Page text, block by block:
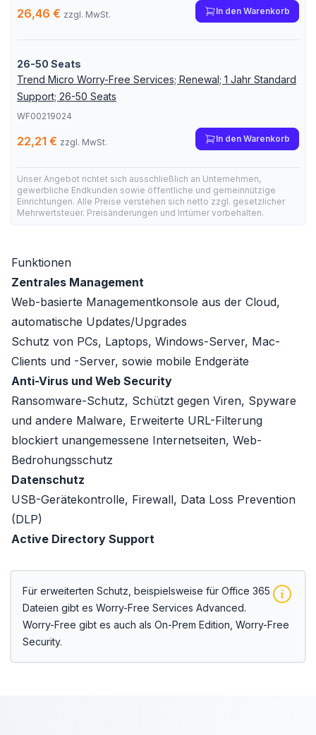
26,46 € zzgl. MwSt. In den Warenkorb
26-50 Seats
Trend Micro Worry-Free Services; Renewal; 1 Jahr Standard
Support; 26-50 Seats
WF00219024
22,21 € zzgl. MwSt. In den Warenkorb
Unser Angebot richtet sich ausschließlich an Unternehmen,
gewerbliche Endkunden sowie öffentliche und gemeinnützige
Einrichtungen. Alle Preise verstehen sich netto zzgl. gesetzlicher
Mehrwertsteuer. Preisänderungen und Irrtümer vorbehalten.
Funktionen
Zentrales Management
Web-basierte Managementkonsole aus der Cloud,
automatische Updates/Upgrades
Schutz von PCs, Laptops, Windows-Server, Mac-
Clients und -Server, sowie mobile Endgeräte
Anti-Virus und Web Security
Ransomware-Schutz, Schützt gegen Viren, Spyware
und andere Malware, Erweiterte URL-Filterung
blockiert unangemessene Internetseiten, Web-
Bedrohungsschutz
Datenschutz
USB-Gerätekontrolle, Firewall, Data Loss Prevention
(DLP)
Active Directory Support
Für erweiterten Schutz, beispielsweise für Office 365
Dateien gibt es Worry-Free Services Advanced.
Worry-Free gibt es auch als On-Prem Edition, Worry-Free
Security.